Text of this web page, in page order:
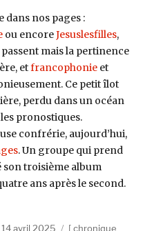
dans nos pages :
ou encoreJesuslesfilles,
mais la pertinence
etfrancophonieet
Ce petit îlot
perdu dans un océan
pronostiques.
confrérie, aujourd’hui,
. Un groupe qui prend
son troisième album
ans après le second.
III (Audiogram) »
Publié
14 avril 2025 Catégories
chronique